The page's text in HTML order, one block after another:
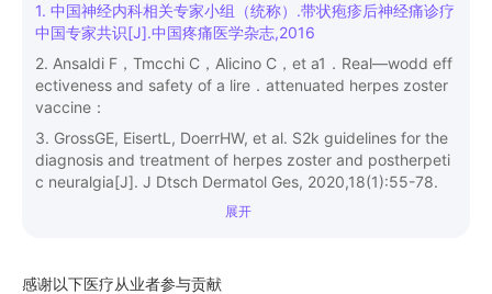
1. 中国神经内科相关专家小组（统称）.带状疱疹后神经痛诊疗
中国专家共识[J].中国疼痛医学杂志,2016
2. Ansaldi F，Tmcchi C，Alicino C，et a1．Real—wodd eff
ectiveness and safety of a lire．attenuated herpes zoster
vaccine：
3. GrossGE, EisertL, DoerrHW, et al. S2k guidelines for the
diagnosis and treatment of herpes zoster and postherpeti
c neuralgia[J]. J Dtsch Dermatol Ges, 2020,18(1):55-78.
展开
感谢以下医疗从业者参与贡献